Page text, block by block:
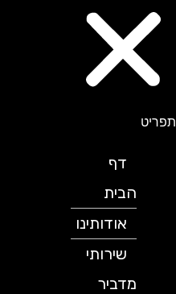
תפריט
דף
הבית
אודותינו
שירותי
מדביר